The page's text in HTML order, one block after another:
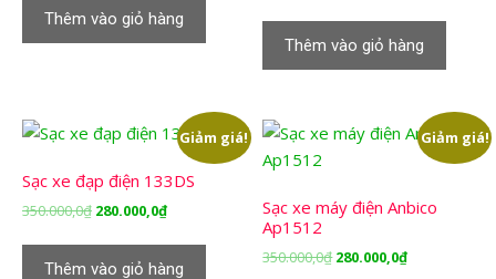
350.000,0₫.là:
280.000,0₫.
Thêm vào giỏ hàng
350.000,0₫.là:
280.000,0₫.
Thêm vào giỏ hàng
Giảm giá!
Sạc xe đạp điện 133DS
350.000,0₫ Giá
280.000,0₫Giá
Thêm vào giỏ hàng
Giảm giá!
Sạc xe máy điện Anbico
Ap1512
350.000,0₫ Giá
280.000,0₫Giá